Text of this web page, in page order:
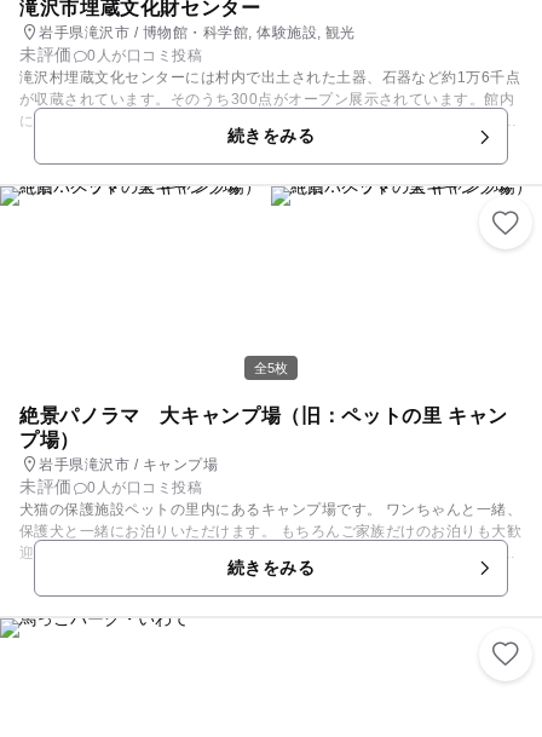
滝沢市埋蔵文化財センター
岩手県滝沢市 / 博物館・科学館, 体験施設, 観光
未評価
0人が口コミ投稿
滝沢村埋蔵文化センターには村内で出土された土器、石器など約1万6千点
が収蔵されています。そのうち300点がオープン展示されています。館内
には解説員がおり展示物の説明を受けたり、実際に触らせてもらうことも
できます。隣接する史跡公園「湯舟沢環状列石」には縄文後期の823個の
石でできたストーンサークルがあります。 土器、勾玉作りなど貴重な体験
もでき、子どもから大人まで幅広い年齢層が楽しみながら学ぶことができ
ます。
続きをみる
全5枚
絶景パノラマ 大キャンプ場（旧：ペットの里 キャン
プ場）
岩手県滝沢市 / キャンプ場
未評価
0人が口コミ投稿
犬猫の保護施設ペットの里内にあるキャンプ場です。 ワンちゃんと一緒、
保護犬と一緒にお泊りいただけます。 もちろんご家族だけのお泊りも大歓
迎！ 東京ドーム9個分の広さのキャンプ場ですから、お子様がのびのびと
走り回って遊べます。 トイレ・シャワーも完備しているので、お子様が泥
だらけになって遊べちゃいます。 キャンプ手ぶらセット（2人用8,800
円）もご用意しておりますし、デイキャンプのご利用も可能です。 夕陽、
満天の星空、月、朝日、そして岩手山と360度パノラマですべての景色を
お楽しみいただけます。 キャンプエリアのチェックイン時間は14時、チ
ェックアウト時間は12時ですのでほぼ丸一日ゆっくりのんびりお過ごしい
続きをみる